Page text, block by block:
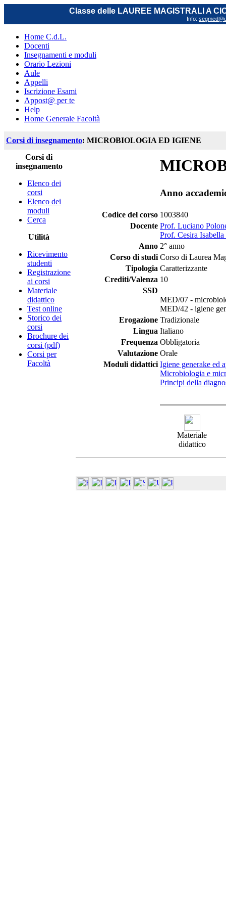
Classe delle LAUREE MAGISTRALI A
Info:
Home C.d.L.
Docenti
Insegnamenti e moduli
Orario Lezioni
Aule
Appelli
Iscrizione Esami
Appost@ per te
Help
Home Generale Facoltà
Corsi di insegnamento: MICROBIOLOGIA ED IGIENE
Corsi di
insegnamento
Elenco dei
corsi
Elenco dei
moduli
Cerca
Utilità
Ricevimento
studenti
Registrazione
ai corsi
Materiale
didattico
Test online
Storico dei
corsi
Brochure dei
corsi (pdf)
Corsi per
Facoltà
Anno
Codice del corso 1003840
Docente Prof. Luciano
Prof. Cesira
Anno 2° anno
Corso di studi Corso di Laurea
Tipologia Caratterizzante
Crediti/Valenza 10
SSD
MED/07 -
MED/42 - igiene
Erogazione Tradizionale
Lingua Italiano
Frequenza Obbligatoria
Valutazione Orale
Moduli didattici Igiene generake ed
Microbiologia e
Principi della
Materiale
didattico